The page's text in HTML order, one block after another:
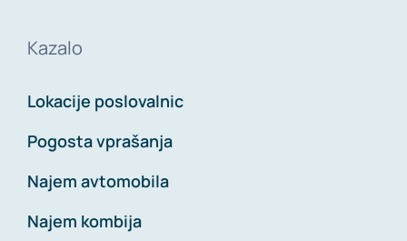
Kazalo
Lokacije poslovalnic
Pogosta vprašanja
Najem avtomobila
Najem kombija